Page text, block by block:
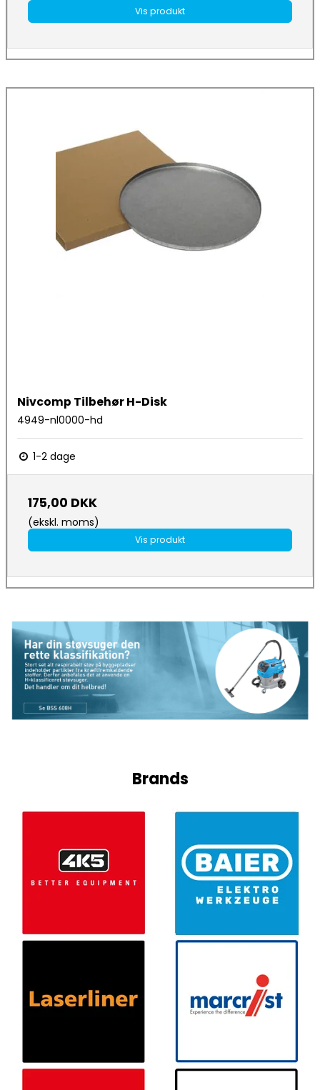
Vis produkt
Nivcomp Tilbehør H-Disk
4949-nl0000-hd
1-2 dage
175,00 DKK
(ekskl. moms)
Vis produkt
Brands